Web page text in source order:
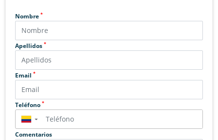
Nombre *
Apellidos *
Email *
Teléfono *
▼
Comentarios